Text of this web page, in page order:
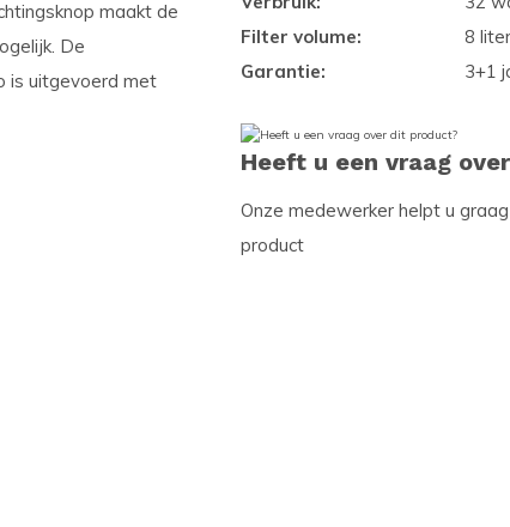
maakt de
De
is uitgevoerd met
Filter volume:
8
Garantie:
3+1
Heeft u een vraag
Onze medewerker helpt u
product